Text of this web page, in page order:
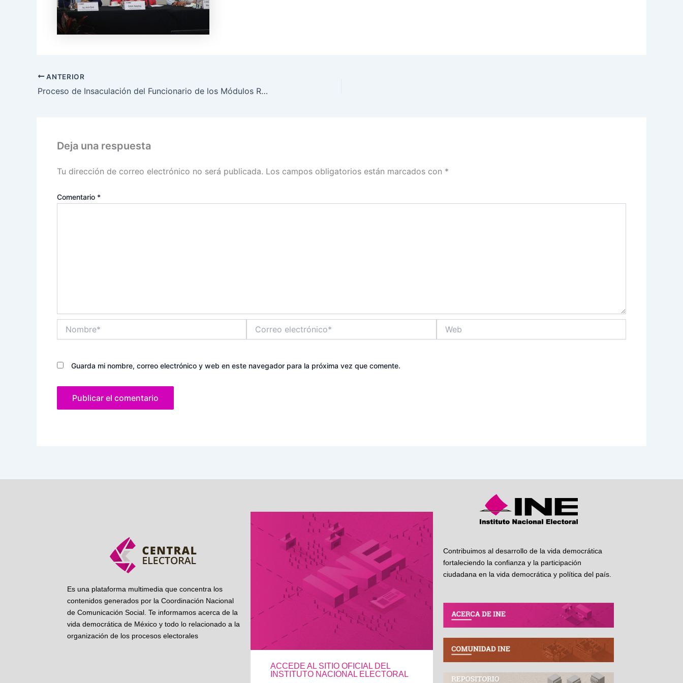
ANTERIOR
Proceso de Insaculación del Funcionario de los Módulos Receptores de Votación
Deja una respuesta
Tu dirección de correo electrónico no será publicada. Los campos obligatorios están marcados con *
Comentario *
electrónico*
Guarda mi nombre, correo electrónico y web en este navegador para la próxima vez que comente.
Es una plataforma multimedia que concentra los
contenidos generados por la Coordinación Nacional
de Comunicación Social. Te informamos acerca de la
vida democrática de México y todo lo relacionado a la
organización de los procesos electorales
ACCEDE AL SITIO OFICIAL DEL
INSTITUTO NACIONAL ELECTORAL
Contribuimos al desarrollo de la vida democrática
fortaleciendo la confianza y la participación
ciudadana en la vida democrática y política del país.